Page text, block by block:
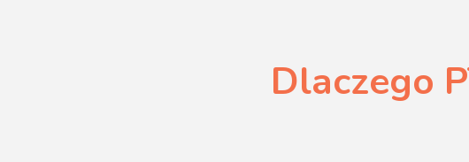
Dlaczego